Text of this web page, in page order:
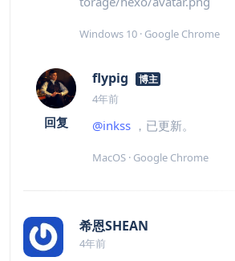
Windows 10 · Google Chrome
回复
flypig 博主
4年前
@inkss ，已更新。
MacOS · Google Chrome
希恩SHEAN
4年前